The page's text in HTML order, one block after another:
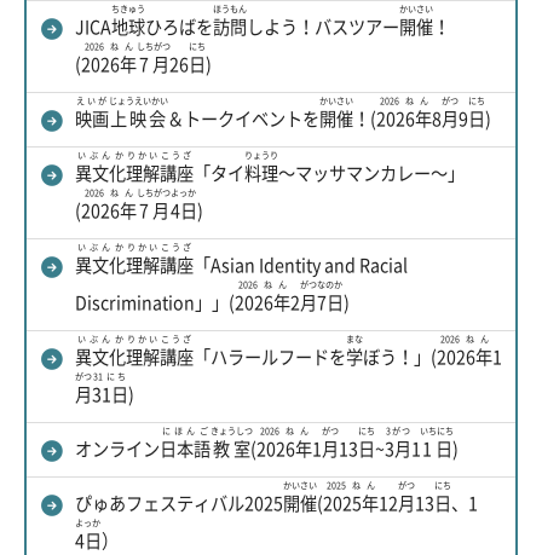
JICA地球
ちきゅう
ひろばを訪問
ほうもん
しよう！バスツアー開催
かいさい
！
(2026年
2026ねん
7月
しちがつ
26日
にち
)
映画
えいが
上映会
じょうえいかい
＆トークイベントを開催
かいさい
！(2026年
2026ねん
8月
がつ
9日
にち
)
異文化
いぶんか
理解
りかい
講座
こうざ
「タイ料理
りょうり
～マッサマンカレー～」
(2026年
2026ねん
7月
しちがつ
4日
よっか
)
異文化
いぶんか
理解
りかい
講座
こうざ
「Asian Identity and Racial
Discrimination」」(2026年
2026ねん
2月
がつ
7日
なのか
)
異文化
いぶんか
理解
りかい
講座
こうざ
「ハラールフードを学
まな
ぼう！」(2026年
2026ねん
1
月
がつ
31日
31にち
)
オンライン日本語
にほんご
教室
きょうしつ
(2026年
2026ねん
1月
がつ
13日
にち
~3月
3がつ
11日
いちにち
)
ぴゅあフェスティバル2025開催
かいさい
(2025年
2025ねん
12月
がつ
13日
にち
、1
4日
よっか
）